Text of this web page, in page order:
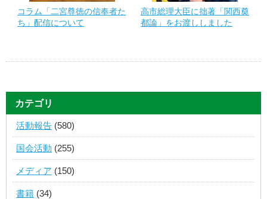
コラム「二宮尊徳の信奉者た
ち」配信について
高市総理大臣に拙著「関西奠
都論」をお渡ししました
カテゴリ
活動報告 (580)
国会活動 (255)
メディア (150)
書籍 (34)